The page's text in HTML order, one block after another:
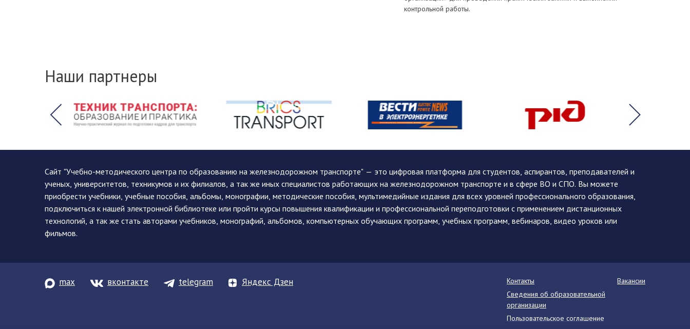
контрольной работы.
Наши партнеры
Сайт "Учебно-методического центра по образованию на железнодорожном транспорте" — это цифровая платформа для студентов, аспирантов, преподавателей и
ученых, университетов, техникумов и их филиалов, а так же иных специалистов работающих на железнодорожном транспорте и в сфере ВО и СПО. Вы можете
приобрести учебники, учебные пособия, альбомы, монографии, методические пособия, мультимедийные издания для всех уровней профессионального образования,
подключиться к нашей электронной библиотеке или пройти курсы повышения квалификации и профессиональной переподготовки с применением дистанционных
технологий, а так же стать авторами учебников, монографий, альбомов, компьютерных обучающих программ, учебных программ, вебинаров, видео уроков или
фильмов.
max вконтакте telegram Яндекс Дзен Контакты
Вакансии
Сведения об образовательной
организации
Пользовательское соглашение